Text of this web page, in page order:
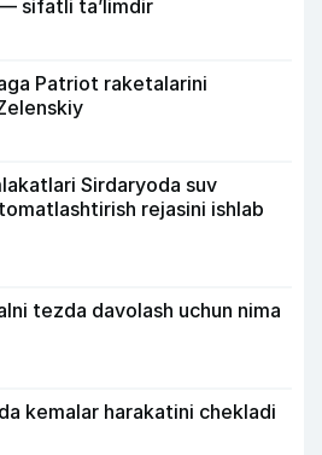
sifatli ta’limdir
Patriot raketalarini
Sirdaryoda suv
rejasini ishlab
tezda davolash uchun nima
kemalar harakatini chekladi